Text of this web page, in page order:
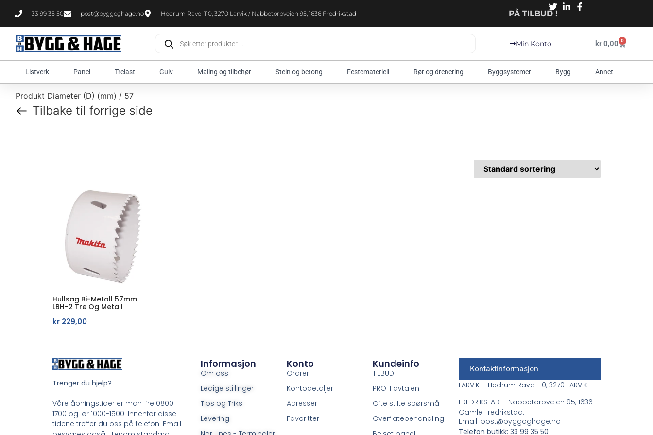
33 99 35 50 post@byggoghage.no Hedrum Ravei 110, 3270 Larvik / Nabbetorpveien 95, 1636 Fredrikstad PÅ TILBUD !
Min Konto kr0,00 0
Listverk Panel Trelast Gulv Maling og tilbehør Stein og betong Festemateriell Rør og drenering Byggsystemer Bygg Annet
Produkt Diameter (D) (mm) / 57
Tilbake til forrige side
Hullsag Bi-Metall 57mm
LBH-2 Tre Og Metall
kr229,00
Trenger du hjelp?
Våre åpningstider er man-fre 0800-
1700 og lør 1000-1500. Innenfor disse
tidene treffer du oss på telefon. Email
Informasjon
Om oss
Ledige stillinger
Tips og Triks
Levering
Konto
Ordrer
Kontodetaljer
Adresser
Favoritter
Kundeinfo
TILBUD
PROFFavtalen
Ofte stilte spørsmål
Overflatebehandling
Kontaktinformasjon
LARVIK – Hedrum Ravei 110, 3270 LARVIK
FREDRIKSTAD – Nabbetorpveien 95, 1636
Gamle Fredrikstad.
Email: post@byggoghage.no
Telefon butikk: 33 99 35 50